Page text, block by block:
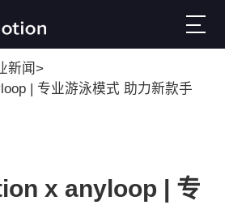
新闻>
| 专业游泳模式 助力新款手
x anyloop | 专